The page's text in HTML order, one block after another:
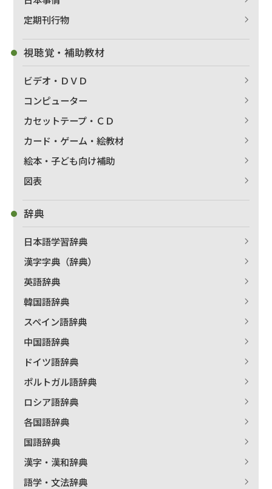
定期刊行物
視聴覚・補助教材
ビデオ・ＤＶＤ
コンピューター
カセットテープ・ＣＤ
カード・ゲーム・絵教材
絵本・子ども向け補助
図表
辞典
日本語学習辞典
漢字字典（辞典）
英語辞典
韓国語辞典
スペイン語辞典
中国語辞典
ドイツ語辞典
ポルトガル語辞典
ロシア語辞典
各国語辞典
国語辞典
漢字・漢和辞典
語学・文法辞典